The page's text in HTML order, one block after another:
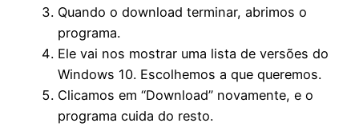
Quando o download terminar, abrimos o
programa.
Ele vai nos mostrar uma lista de versões do
Windows 10. Escolhemos a que queremos.
Clicamos em “Download” novamente, e o
programa cuida do resto.